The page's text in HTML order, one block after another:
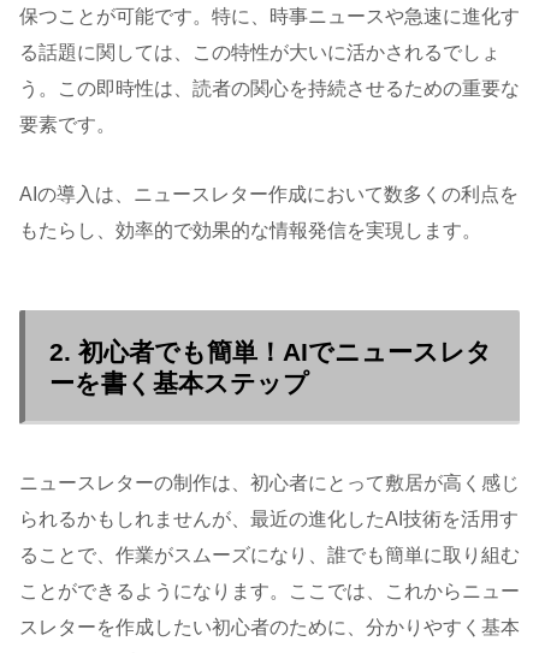
保つことが可能です。特に、時事ニュースや急速に進化す
る話題に関しては、この特性が大いに活かされるでしょ
う。この即時性は、読者の関心を持続させるための重要な
要素です。
AIの導入は、ニュースレター作成において数多くの利点を
もたらし、効率的で効果的な情報発信を実現します。
2. 初心者でも簡単！AIでニュースレタ
ーを書く基本ステップ
ニュースレターの制作は、初心者にとって敷居が高く感じ
られるかもしれませんが、最近の進化したAI技術を活用す
ることで、作業がスムーズになり、誰でも簡単に取り組む
ことができるようになります。ここでは、これからニュー
スレターを作成したい初心者のために、分かりやすく基本